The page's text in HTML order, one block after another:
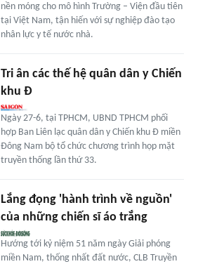
nền móng cho mô hình Trường – Viện đầu tiên
tại Việt Nam, tận hiến với sự nghiệp đào tạo
nhân lực y tế nước nhà.
Tri ân các thế hệ quân dân y Chiến
khu Đ
Ngày 27-6, tại TPHCM, UBND TPHCM phối
hợp Ban Liên lạc quân dân y Chiến khu Đ miền
Đông Nam bộ tổ chức chương trình họp mặt
truyền thống lần thứ 33.
Lắng đọng 'hành trình về nguồn'
của những chiến sĩ áo trắng
Hướng tới kỷ niệm 51 năm ngày Giải phóng
miền Nam, thống nhất đất nước, CLB Truyền